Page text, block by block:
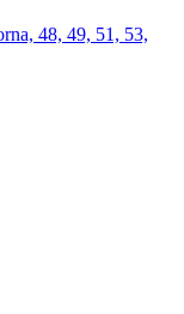
48, 49, 51, 53,